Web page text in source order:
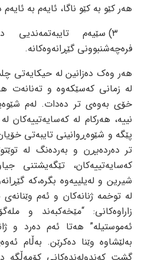
هه‌ر کێو به‌ کێو ناگا، ئایه‌م به‌
٣) سێیه‌م تایبه‌تمه‌ندیی
فره‌چه‌شنبوونی گێڕانه‌وه‌کانه‌.
هه‌ر وه‌ک ده‌زانین له‌ حیکایه‌تی
له‌ زمانی که‌سێکه‌وه‌ و ته‌نانه‌ت
خۆی به‌وه‌ی تر ده‌دات. له‌م
نییه‌، هه‌رکام له‌ که‌سایه‌تییه‌کان
پێگه‌ و شێوه‌ڕوانینی تایبه‌تی
تر ده‌رده‌بڕن و به‌رده‌نگ له‌
که‌سایه‌تییه‌کان، تێگه‌یشتنی
شیرین و له‌یلییه‌وه‌ بگره‌،که‌
له‌ توخمه‌ ژنانه‌کان و ئه‌م
زاراوه‌کانی: “مێخه‌کبه‌ند و
ئه‌موستیله‌” هه‌تا ئه‌م ده‌رد و
به‌لێشاوه‌ وێنا ده‌کرێن. به‌ڵام